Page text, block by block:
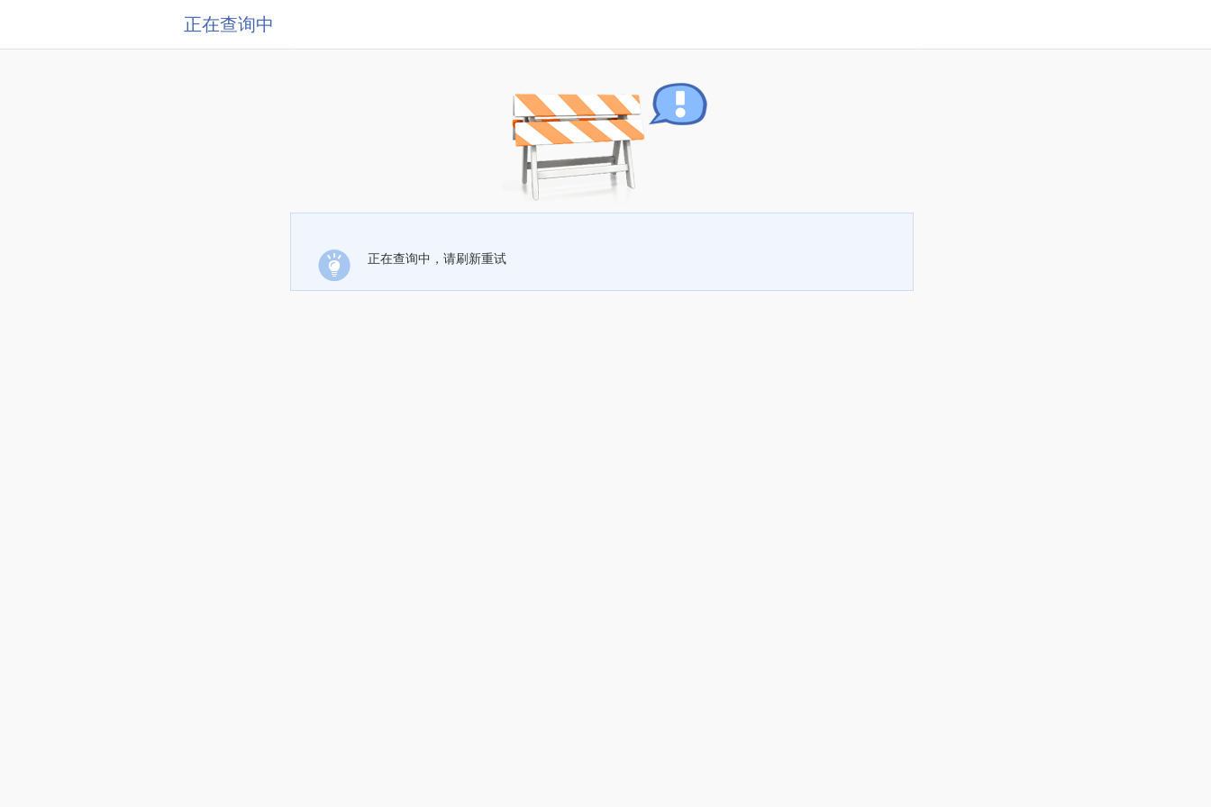
正在查询中
正在查询中，请刷新重试